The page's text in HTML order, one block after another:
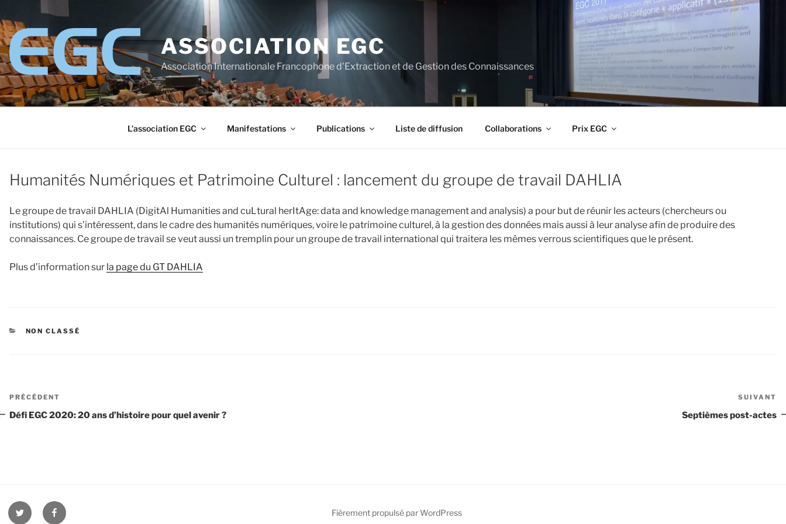
au
contenu
principal
ASSOCIATION EGC
Association Internationale Francophone d'Extraction et de Gestion des Connaissances
L’association EGC Manifestations Publications Liste de diffusion Collaborations Prix EGC
Humanités Numériques et Patrimoine Culturel : lancement du groupe de travail DAHLIA
Le groupe de travail DAHLIA (DigitAl Humanities and cuLtural herItAge: data and knowledge management and analysis) a pour but de réunir les acteurs (chercheurs ou
institutions) qui s’intéressent, dans le cadre des humanités numériques, voire le patrimoine culturel, à la gestion des données mais aussi à leur analyse afin de produire des
connaissances. Ce groupe de travail se veut aussi un tremplin pour un groupe de travail international qui traitera les mêmes verrous scientifiques que le présent.
Plus d’information sur la page du GT DAHLIA
CATÉGORIES
NON CLASSÉ
Navigation
de
Article
précédent
PRÉCÉDENT
Défi EGC 2020: 20 ans d’histoire pour quel avenir ?
SUIVANT
Septièmes post-actes
twitter facebook Fièrement propulsé par WordPress